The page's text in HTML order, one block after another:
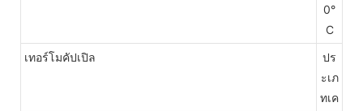
0°
C
เทอร์โมคัปเปิล
ปร
ะเภ
ทเค